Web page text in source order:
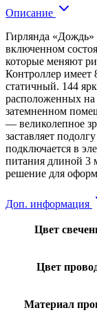
Описание
Гирлянда «Дождь»
включенном
которые меняют
Контроллер имеет
статичный. 144
расположенных
затемненном
— великолепное
заставляет
подключается в
питания длиной 3
решение для
Доп. информация
Цвет
Цвет
Материал